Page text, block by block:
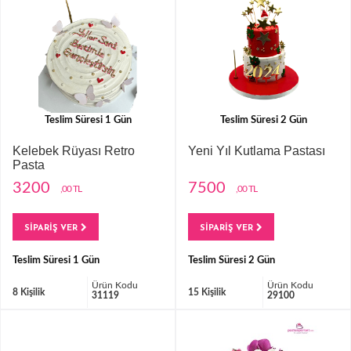
Teslim Süresi 1 Gün
Kelebek Rüyası Retro
Pasta
3200 ,00 TL
SİPARİŞ VER
Teslim Süresi 1 Gün
8 Kişilik
Ürün Kodu
31119
Teslim Süresi 2 Gün
Yeni Yıl Kutlama Pastası
7500 ,00 TL
SİPARİŞ VER
Teslim Süresi 2 Gün
15 Kişilik
Ürün Kodu
29100